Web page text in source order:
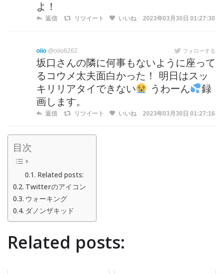
よ！
返信 リツイート いいね 2023年03月30日 01:27:30
oiio @oiio6262 フォローする
坂口さんの隣に何事もないように座って
るコウメ太夫面白かった！ 明日はスッ
キリリアタイできない
うわーん
録
画します。
返信 リツイート いいね 2023年03月30日 01:27:16
目次
Related posts:
Twitterのアイコン
ウォーキング
ダノンザキッド
Related posts: